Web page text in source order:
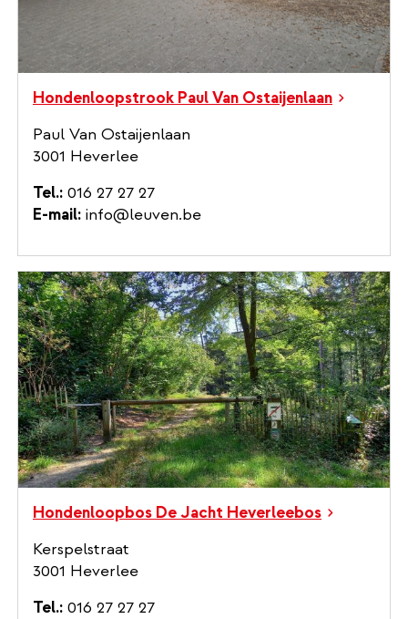
Hondenloopstrook Paul Van Ostaijenlaan
Paul Van Ostaijenlaan
3001 Heverlee
Tel. 016 27 27 27
E-mail info@leuven.be
Hondenloopbos De Jacht Heverleebos
Kerspelstraat
3001 Heverlee
Tel. 016 27 27 27